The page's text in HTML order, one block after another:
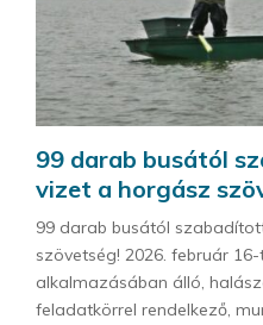
99 darab busától
vizet a horgász
99 darab busától
szövetség! 2026. február
alkalmazásában álló,
feladatkörrel rendelkező,